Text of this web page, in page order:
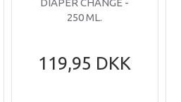
250 ML.
119,95 DKK